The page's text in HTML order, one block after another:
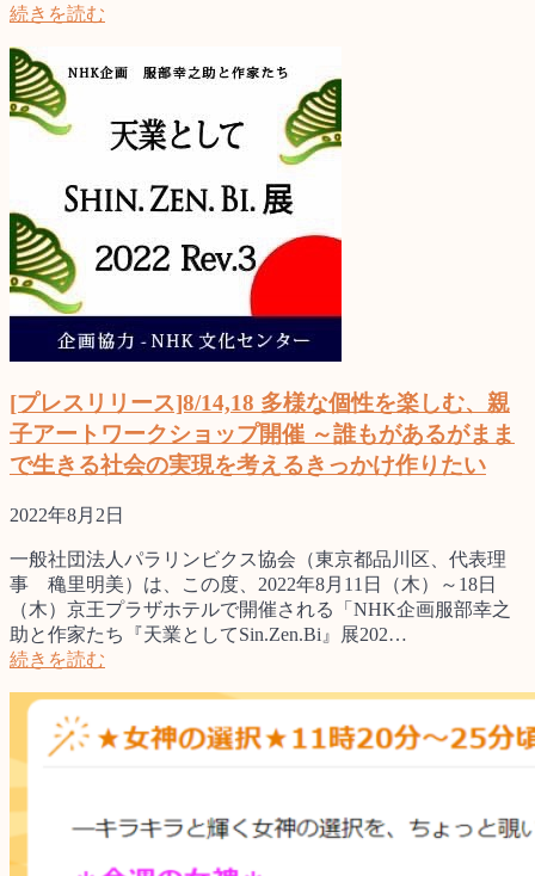
続きを読む
[プレスリリース]8/14,18 多様な個性を楽しむ、親
子アートワークショップ開催 ～誰もがあるがまま
で生きる社会の実現を考えるきっかけ作りたい
2022年8月2日
一般社団法人パラリンビクス協会（東京都品川区、代表理
事 穐里明美）は、この度、2022年8月11日（木）～18日
（木）京王プラザホテルで開催される「NHK企画服部幸之
助と作家たち『天業としてSin.Zen.Bi』展202…
続きを読む